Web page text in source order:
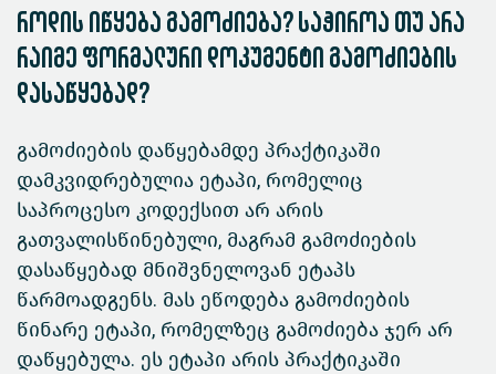
როდის იწყება გამოძიება? საჭიროა თუ არა
რაიმე ფორმალური დოკუმენტი გამოძიების
დასაწყებად?
გამოძიების დაწყებამდე პრაქტიკაში
დამკვიდრებულია ეტაპი, რომელიც
საპროცესო კოდექსით არ არის
გათვალისწინებული, მაგრამ გამოძიების
დასაწყებად მნიშვნელოვან ეტაპს
წარმოადგენს. მას ეწოდება გამოძიების
წინარე ეტაპი, რომელზეც გამოძიება ჯერ არ
დაწყებულა. ეს ეტაპი არის პრაქტიკაში